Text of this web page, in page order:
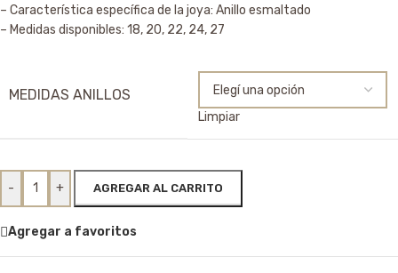
– Característica específica de la joya: Anillo esmaltado
– Medidas disponibles: 18, 20, 22, 24, 27
MEDIDAS ANILLOS
Limpiar
- + AGREGAR AL CARRITO
Agregar a favoritos